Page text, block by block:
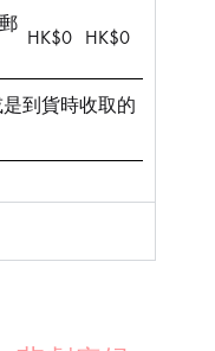
HK$0 HK$0
到貨時收取的